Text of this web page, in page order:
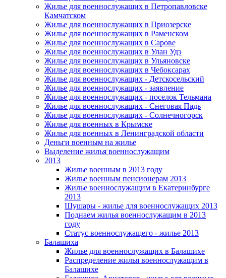
Жилье для военнослужащих в Петропавловске
Камчатском
Жилье для военнослужащих в Приозерске
Жилье для военнослужащих в Раменском
Жилье для военнослужащих в Сарове
Жилье для военнослужащих в Улан Удэ
Жилье для военнослужащих в Ульяновске
Жилье для военнослужащих в Чебоксарах
Жилье для военнослужащих - Детскосельский
Жилье для военнослужащих - заявление
Жилье для военнослужащих - поселок Тельмана
Жилье для военнослужащих - Снеговая Падь
Жилье для военнослужащих - Солнечногорск
Жилье для военных в Крымске
Жилье для военных в Ленинградской области
Деньги военным на жилье
Выделение жилья военнослужащим
2013
Жилье военным в 2013 году
Жилье военным пенсионерам 2013
Жилье военнослужащим в Екатеринбурге
2013
Шушары - жилье для военнослужащих 2013
Поднаем жилья военнослужащим в 2013
году
Статус военнослужащего - жилье 2013
Балашиха
Жилье для военнослужащих в Балашихе
Распределение жилья военнослужащим в
Балашихе